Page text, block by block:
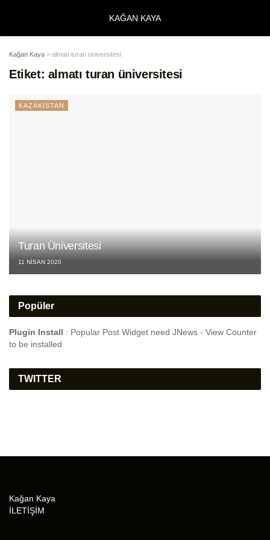
KAĞAN KAYA
Kağan Kaya > almatı turan üniversitesi
Etiket: almatı turan üniversitesi
KAZAKİSTAN
Turan Üniversitesi
11 NISAN 2020
Popüler
Plugin Install : Popular Post Widget need JNews - View Counter
to be installed
TWITTER
Kağan Kaya
İLETİŞİM